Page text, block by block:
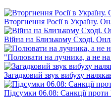
Вторгнення Росії в Україну.
Війна на Близькому Сході.
"Полювати на лучника, а не на
Загадковий звук вибуху
Підсумки 06.08: Санкції